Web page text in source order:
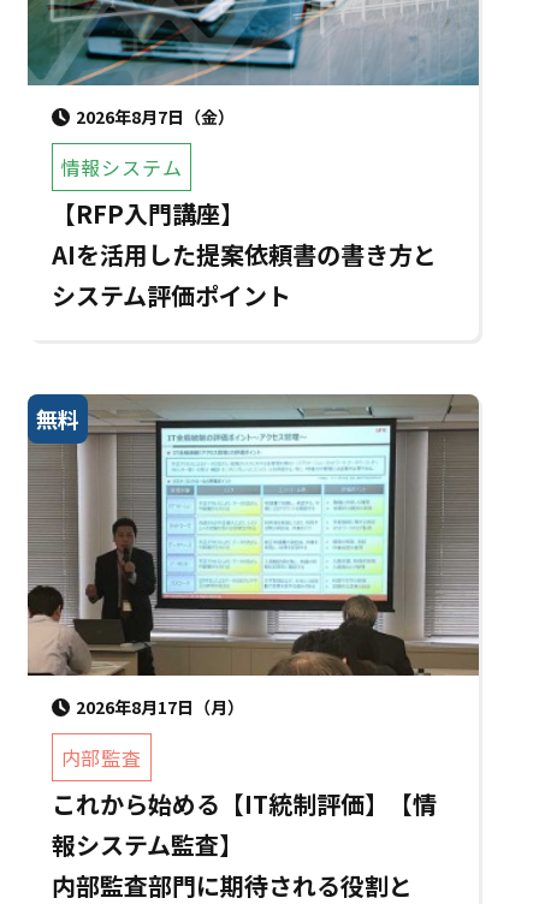
2026年8月7日（金）
情報システム
【RFP入門講座】
AIを活用した提案依頼書の書き方と
システム評価ポイント
無料
2026年8月17日（月）
内部監査
これから始める【IT統制評価】【情
報システム監査】
内部監査部門に期待される役割と